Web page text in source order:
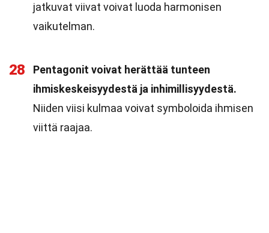
jatkuvat viivat voivat luoda harmonisen
vaikutelman.
28
Pentagonit voivat herättää tunteen
ihmiskeskeisyydestä ja inhimillisyydestä.
Niiden viisi kulmaa voivat symboloida ihmisen
viittä raajaa.